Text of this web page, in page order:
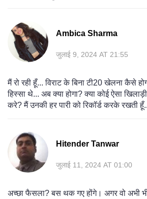
Ambica Sharma
जुलाई 9, 2024 AT 21:55
मैं रो रही हूँ... विराट के बिना टी20 खेलना कैसे
हिस्सा थे... अब क्या होगा? क्या कोई ऐसा
करे? मैं उनकी हर पारी को रिकॉर्ड करके रखती
Hitender Tanwar
जुलाई 11, 2024 AT 01:00
अच्छा फैसला? बस थक गए होंगे। अगर वो अभी